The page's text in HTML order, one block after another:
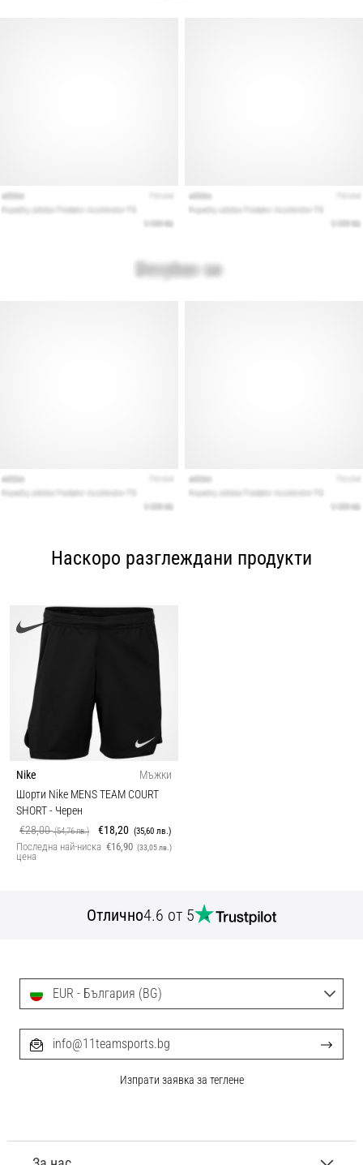
Наскоро разглеждани продукти
Nike
Мъжки
Шорти Nike MENS TEAM COURT
SHORT- Черен
€28,00(54,76 лв.) €18,20 (35,60 лв.)
Последна най-ниска
цена
€16,90 (33,05 лв.)
Отлично4.6 от 5
EUR - България (BG)
info@11teamsports.bg
Изпрати заявка за теглене